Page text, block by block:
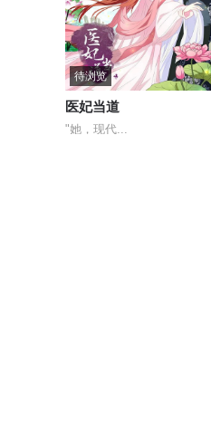
待浏览
医妃当道
"她，现代...